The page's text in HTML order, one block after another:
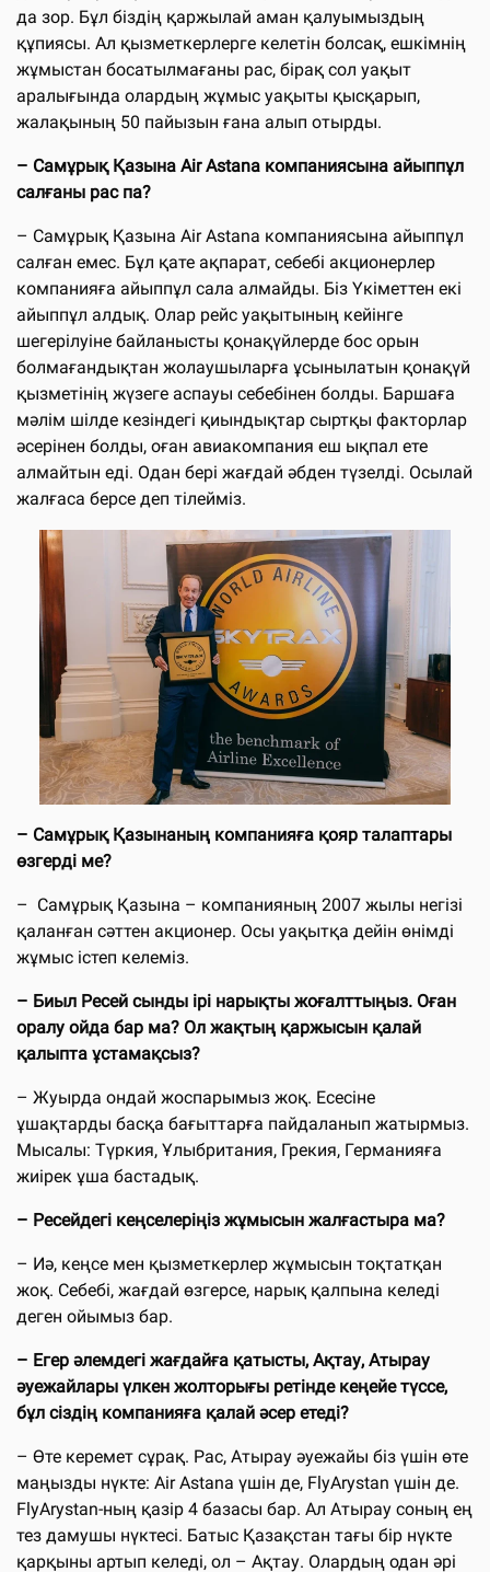
да зор. Бұл біздің қаржылай аман қалуымыздың
құпиясы. Ал қызметкерлерге келетін болсақ, ешкімнің
жұмыстан босатылмағаны рас, бірақ сол уақыт
аралығында олардың жұмыс уақыты қысқарып,
жалақының 50 пайызын ғана алып отырды.
– Самұрық Қазына Air Astana компаниясына айыппұл
салғаны рас па?
– Самұрық Қазына Air Astana компаниясына айыппұл
салған емес. Бұл қате ақпарат, себебі акционерлер
компанияға айыппұл сала алмайды. Біз Үкіметтен екі
айыппұл алдық. Олар рейс уақытының кейінге
шегерілуіне байланысты қонақүйлерде бос орын
болмағандықтан жолаушыларға ұсынылатын қонақүй
қызметінің жүзеге аспауы себебінен болды. Баршаға
мәлім шілде кезіндегі қиындықтар сыртқы факторлар
әсерінен болды, оған авиакомпания еш ықпал ете
алмайтын еді. Одан бері жағдай әбден түзелді. Осылай
жалғаса берсе деп тілейміз.
– Самұрық Қазынаның компанияға қояр талаптары
өзгерді ме?
– Самұрық Қазына – компанияның 2007 жылы негізі
қаланған сәттен акционер. Осы уақытқа дейін өнімді
жұмыс істеп келеміз.
– Биыл Ресей сынды ірі нарықты жоғалттыңыз. Оған
оралу ойда бар ма? Ол жақтың қаржысын қалай
қалыпта ұстамақсыз?
– Жуырда ондай жоспарымыз жоқ. Есесіне
ұшақтарды басқа бағыттарға пайдаланып жатырмыз.
Мысалы: Түркия, Ұлыбритания, Грекия, Германияға
жиірек ұша бастадық.
– Ресейдегі кеңселеріңіз жұмысын жалғастыра ма?
– Иә, кеңсе мен қызметкерлер жұмысын тоқтатқан
жоқ. Себебі, жағдай өзгерсе, нарық қалпына келеді
деген ойымыз бар.
– Егер әлемдегі жағдайға қатысты, Ақтау, Атырау
әуежайлары үлкен жолторығы ретінде кеңейе түссе,
бұл сіздің компанияға қалай әсер етеді?
– Өте керемет сұрақ. Рас, Атырау әуежайы біз үшін өте
маңызды нүкте: Air Astana үшін де, FlyArystan үшін де.
FlyArystan-ның қазір 4 базасы бар. Ал Атырау соның ең
тез дамушы нүктесі. Батыс Қазақстан тағы бір нүкте
қарқыны артып келеді, ол – Ақтау. Олардың одан әрі